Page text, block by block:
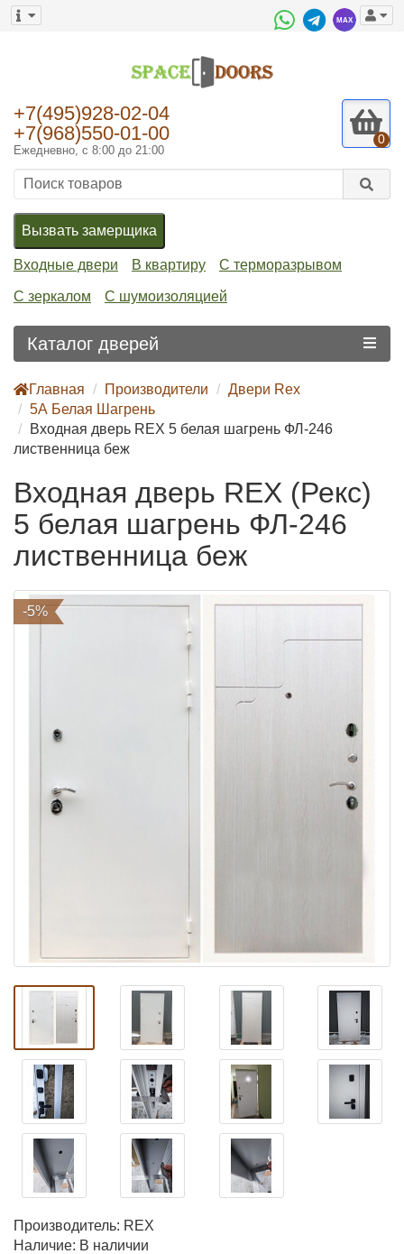
+7(495)928-02-04
+7(968)550-01-00
Ежедневно, с 8:00 до 21:00
0
Вызвать замерщика
Входные двери В квартиру С терморазрывом
С зеркалом С шумоизоляцией
Каталог дверей
Главная Производители
Двери Rex
5А Белая Шагрень
Входная дверь REX 5 белая шагрень ФЛ-246
лиственница беж
Входная дверь REX (Рекс)
5 белая шагрень ФЛ-246
лиственница беж
-5%
Производитель: REX
Наличие: В наличии